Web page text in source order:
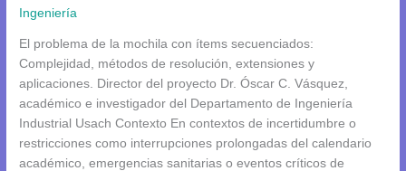
Ingeniería
El problema de la mochila con ítems secuenciados:
Complejidad, métodos de resolución, extensiones y
aplicaciones. Director del proyecto Dr. Óscar C. Vásquez,
académico e investigador del Departamento de Ingeniería
Industrial Usach Contexto En contextos de incertidumbre o
restricciones como interrupciones prolongadas del calendario
académico, emergencias sanitarias o eventos críticos de